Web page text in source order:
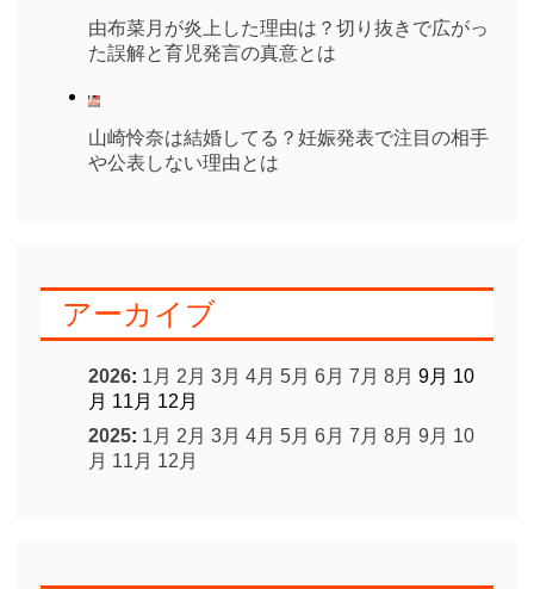
由布菜月が炎上した理由は？切り抜きで広がっ
た誤解と育児発言の真意とは
山崎怜奈は結婚してる？妊娠発表で注目の相手
や公表しない理由とは
アーカイブ
2026: 1月 2月 3月 4月 5月 6月 7月 8月 9月 10
月 11月 12月
2025: 1月 2月 3月 4月 5月 6月 7月 8月 9月 10
月 11月 12月